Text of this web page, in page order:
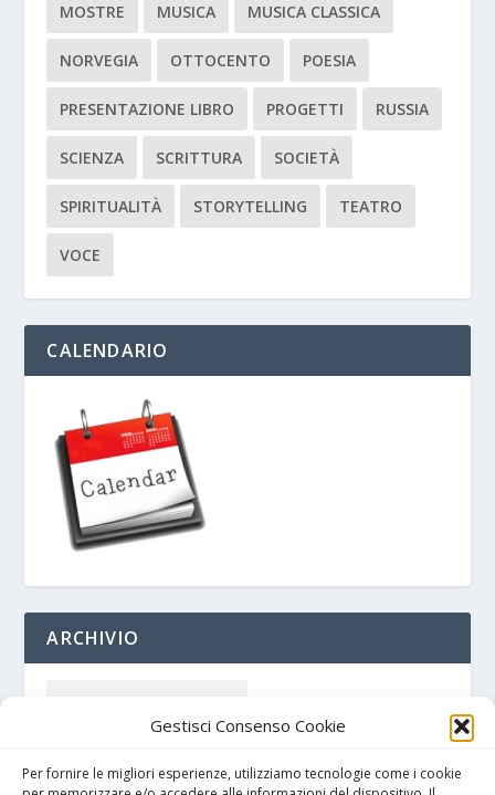
Gestisci Consenso Cookie
Per fornire le migliori esperienze, utilizziamo tecnologie come i cookie
MOSTRE MUSICA MUSICA CLASSICA
NORVEGIA OTTOCENTO POESIA
PRESENTAZIONE LIBRO PROGETTI RUSSIA
SCIENZA SCRITTURA SOCIETÀ
SPIRITUALITÀ STORYTELLING TEATRO
VOCE
CALENDARIO
ARCHIVIO